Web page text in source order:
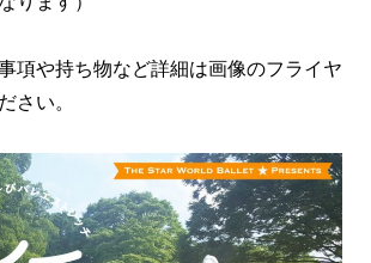
項や持ち物など詳細は画像のフライヤ
さい。